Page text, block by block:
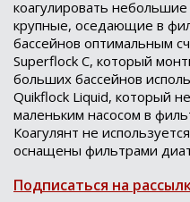
коагулировать небольшие
крупные, оседающие в
бассейнов оптимальным
Superflock C, который
больших бассейнов
Quikflock Liquid, который
маленьким насосом в
Коагулянт не
оснащены фильтрами
Подписаться на